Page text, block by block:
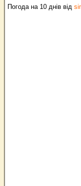
Погода на 10 днів від